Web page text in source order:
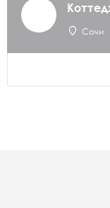
Сочи